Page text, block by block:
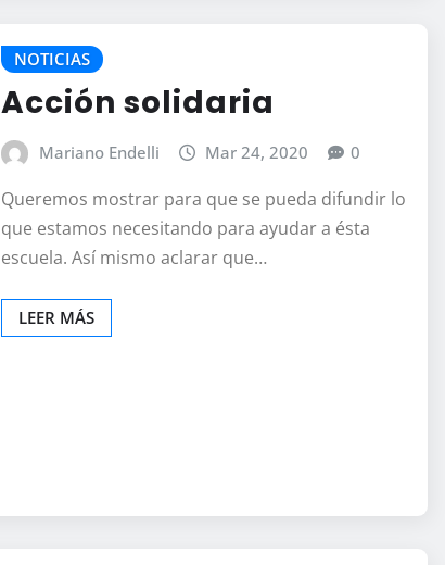
NOTICIAS
Acción solidaria
Mariano Endelli Mar 24, 2020 0
Queremos mostrar para que se pueda difundir lo
que estamos necesitando para ayudar a ésta
escuela. Así mismo aclarar que…
LEER MÁS